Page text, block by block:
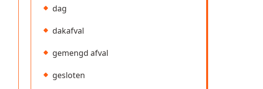
dag
dakafval
gemengd afval
gesloten